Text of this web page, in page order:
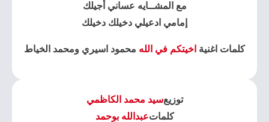
مع المشــايه عساني أجيلك
إمامي ادعيلي دخيلك دخيلك
كلمات اغنية اخيتكم في الله محمود اسيري ومحمد الخياط
توزيعسيد محمد الكاظمي
كلماتعبدالله بوحمد